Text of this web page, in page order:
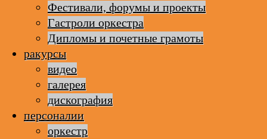
Фестивали, форумы и проекты
Гастроли оркестра
Дипломы и почетные грамоты
ракурсы
видео
галерея
дискография
персоналии
оркестр